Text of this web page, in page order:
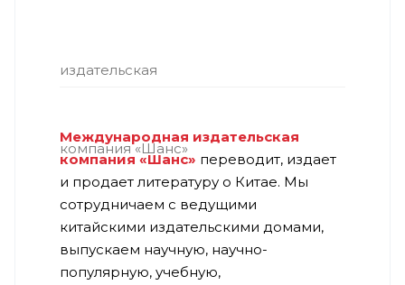
Международная издательская
компания «Шанс» переводит, издает
и продает литературу о Китае. Мы
сотрудничаем с ведущими
китайскими издательскими домами,
выпускаем научную, научно-
популярную, учебную,